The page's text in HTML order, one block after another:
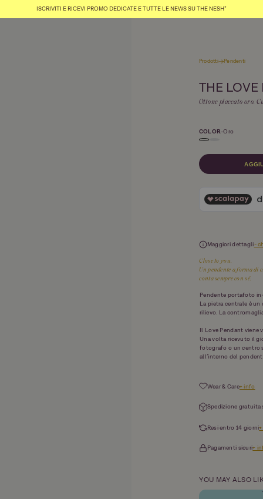
ISCRIVITI E RICEVI PROMO DEDICATE E TUTTE LE NEWS SU THE NESH*
Prodotti Pendenti
THE
Ottone placcato oro.
COLOR-Oro
Maggiori dettagli-
Close to you.
Un pendente a forma di
conta sempre con sé.
Pendente portafoto
La pietra centrale è
rilievo. La
Il Love Pendant viene
Una volta ricevuto il
fotografo o un centro
all’interno del
Wear & Care+ info
Spedizione gratuita
Resi entro 14 giorni
Pagamenti sicuri+
YOU MAY ALSO